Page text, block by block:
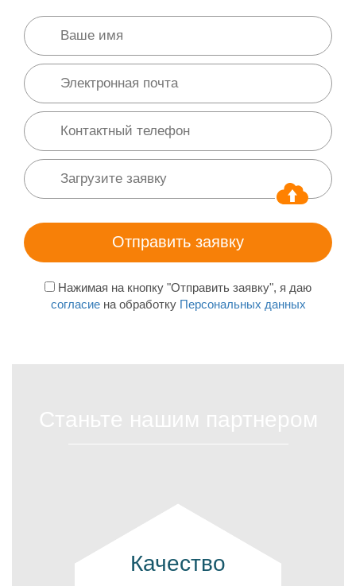
Нажимая на кнопку "Отправить заявку", я даю
согласиена обработку Персональных данных
Качество